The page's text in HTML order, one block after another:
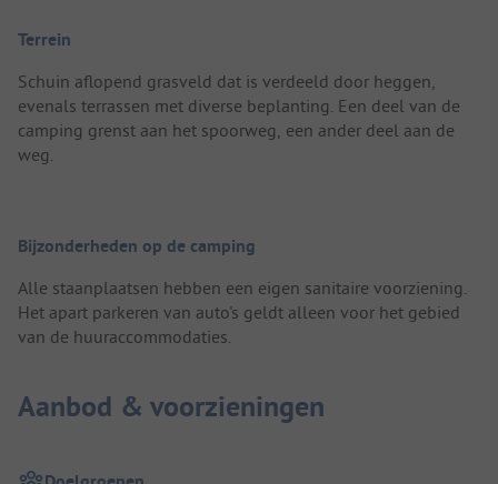
Terrein
Schuin aflopend grasveld dat is verdeeld door heggen,
evenals terrassen met diverse beplanting. Een deel van de
camping grenst aan het spoorweg, een ander deel aan de
weg.
Bijzonderheden op de camping
Alle staanplaatsen hebben een eigen sanitaire voorziening.
Het apart parkeren van auto's geldt alleen voor het gebied
van de huuraccommodaties.
Aanbod & voorzieningen